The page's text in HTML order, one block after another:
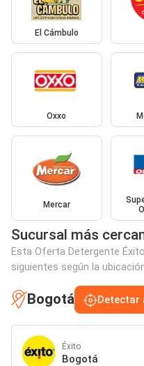
El Cámbulo
Oxxo
Mercar
Sucursal más
Esta Oferta Detergente
siguientes según la
Bogotá
Éxito
Bogotá